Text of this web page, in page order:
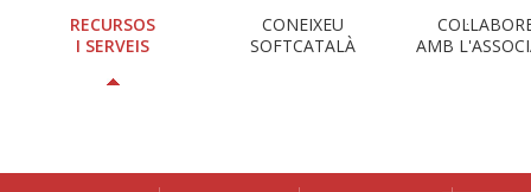
RECURSOS
I SERVEIS
CONEIXEU
SOFTCATALÀ
AMB